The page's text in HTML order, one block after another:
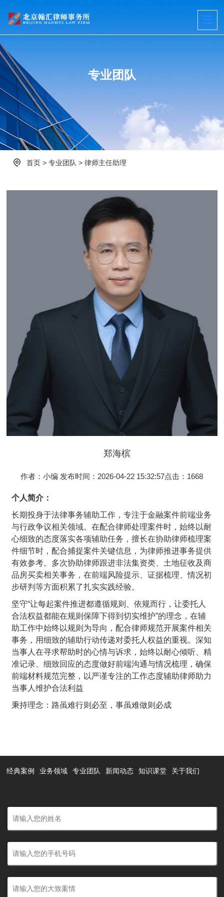
专业团队
首页 >专业团队 >律师主任助理
郑海槟
作者：小编 发布时间：2026-04-22 15:32:57点击： 1668
个人简介：
长期投身于法律事务辅助工作，专注于金融案件前端业务
与行政争议相关领域。在配合律师处理案件时，始终以耐
心细致的态度落实各项辅助任务，擅长在协助律师梳理案
件细节时，配合捕捉案件关键信息，为律师推进事务提供
有效参考。多次协助律师跟进非法集资类、土地征收及商
品房买卖相关事务，在前端风险提示、证据梳理、情况初
步研判等方面积累了扎实实践经验。
坚守“让每起案件推进都遵循规则、依规而行，让委托人
合法权益都能在规则保障下得到切实维护”的理念，在辅
助工作中始终以规则为导向，配合律师规范开展案件相关
事务，用细致的辅助行动传递对委托人权益的重视。深知
当事人在寻求帮助时的心情与诉求，始终以耐心倾听、精
准记录、细致回应的态度做好前端沟通与情况梳理，确保
前端材料规范完整，以严谨专注的工作态度辅助律师助力
当事人维护合法利益
秉持理念：路虽难行则必至，事虽难做则必成
经典案例 业务领域 专业团队 新闻动态 知识课堂 关于我们